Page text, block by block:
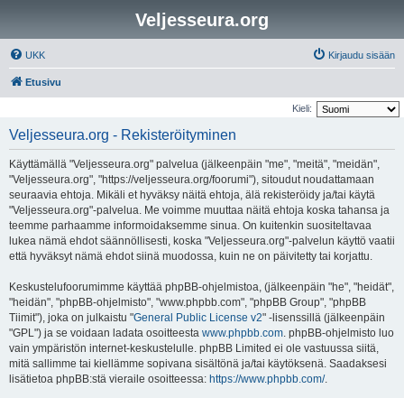
Veljesseura.org
UKK Kirjaudu sisään
Etusivu
Kieli:
Veljesseura.org - Rekisteröityminen
Käyttämällä "Veljesseura.org" palvelua (jälkeenpäin "me", "meitä", "meidän",
"Veljesseura.org", "https://veljesseura.org/foorumi"), sitoudut noudattamaan
seuraavia ehtoja. Mikäli et hyväksy näitä ehtoja, älä rekisteröidy ja/tai käytä
"Veljesseura.org"-palvelua. Me voimme muuttaa näitä ehtoja koska tahansa ja
teemme parhaamme informoidaksemme sinua. On kuitenkin suositeltavaa
lukea nämä ehdot säännöllisesti, koska "Veljesseura.org"-palvelun käyttö vaatii
että hyväksyt nämä ehdot siinä muodossa, kuin ne on päivitetty tai korjattu.
Keskustelufoorumimme käyttää phpBB-ohjelmistoa, (jälkeenpäin "he", "heidät",
"heidän", "phpBB-ohjelmisto", "www.phpbb.com", "phpBB Group", "phpBB
Tiimit"), joka on julkaistu "General Public License v2" -lisenssillä (jälkeenpäin
"GPL") ja se voidaan ladata osoitteesta www.phpbb.com. phpBB-ohjelmisto luo
vain ympäristön internet-keskustelulle. phpBB Limited ei ole vastuussa siitä,
mitä sallimme tai kiellämme sopivana sisältönä ja/tai käytöksenä. Saadaksesi
lisätietoa phpBB:stä vieraile osoitteessa: https://www.phpbb.com/.